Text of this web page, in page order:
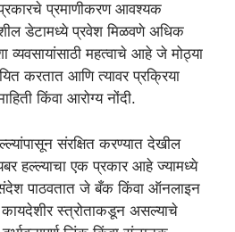
प्रमाणीकरण आवश्यक
डेटामध्ये प्रवेश मिळवणे अधिक
व्यवसायांसाठी महत्वाचे आहे जे मोठ्या
करतात आणि त्यावर प्रक्रिया
किंवा आरोग्य नोंदी.
संरक्षित करण्यात देखील
हल्ल्याचा एक प्रकार आहे ज्यामध्ये
पाठवतात जे बँक किंवा ऑनलाइन
कायदेशीर स्त्रोताकडून असल्याचे